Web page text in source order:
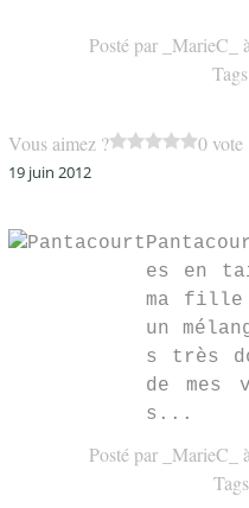
Posté par _MarieC_
Vous aimez ? 0 vote
19 juin 2012
es en
ma fille
un
s très
de mes
s...
Posté par _MarieC_